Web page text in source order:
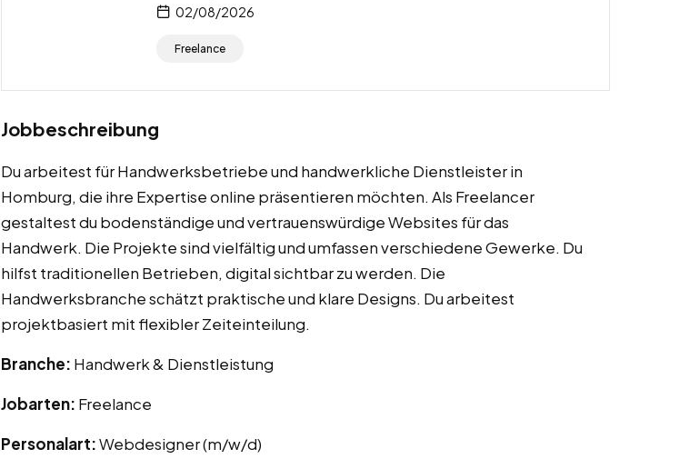
02/08/2026
Freelance
Jobbeschreibung
Du arbeitest für Handwerksbetriebe und handwerkliche Dienstleister in
Homburg, die ihre Expertise online präsentieren möchten. Als Freelancer
gestaltest du bodenständige und vertrauenswürdige Websites für das
Handwerk. Die Projekte sind vielfältig und umfassen verschiedene Gewerke. Du
hilfst traditionellen Betrieben, digital sichtbar zu werden. Die
Handwerksbranche schätzt praktische und klare Designs. Du arbeitest
projektbasiert mit flexibler Zeiteinteilung.
Branche: Handwerk & Dienstleistung
Jobarten: Freelance
Personalart:Webdesigner (m/w/d)